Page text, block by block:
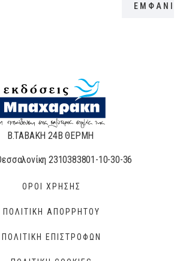
Β.ΤΑΒΑΚΗ 24Β ΘΕΡΜΗ
2310383801-10-30-36
ΟΡΟΙ ΧΡΗΣΗΣ
ΠΟΛΙΤΙΚΗ ΑΠΟΡΡΗΤΟΥ
ΠΟΛΙΤΙΚΗ ΕΠΙΣΤΡΟΦΩΝ